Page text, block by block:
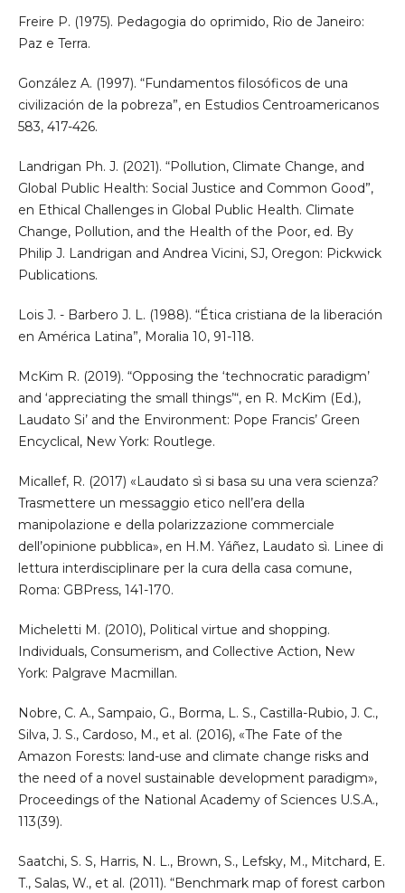
Freire P. (1975). Pedagogia do oprimido, Rio de Janeiro:
Paz e Terra.
González A. (1997). “Fundamentos filosóficos de una
civilización de la pobreza”, en Estudios Centroamericanos
583, 417-426.
Landrigan Ph. J. (2021). “Pollution, Climate Change, and
Global Public Health: Social Justice and Common Good”,
en Ethical Challenges in Global Public Health. Climate
Change, Pollution, and the Health of the Poor, ed. By
Philip J. Landrigan and Andrea Vicini, SJ, Oregon: Pickwick
Publications.
Lois J. - Barbero J. L. (1988). “Ética cristiana de la liberación
en América Latina”, Moralia 10, 91-118.
McKim R. (2019). “Opposing the ‘technocratic paradigm’
and ‘appreciating the small things’“, en R. McKim (Ed.),
Laudato Si’ and the Environment: Pope Francis’ Green
Encyclical, New York: Routlege.
Micallef, R. (2017) «Laudato sì si basa su una vera scienza?
Trasmettere un messaggio etico nell’era della
manipolazione e della polarizzazione commerciale
dell’opinione pubblica», en H.M. Yáñez, Laudato sì. Linee di
lettura interdisciplinare per la cura della casa comune,
Roma: GBPress, 141-170.
Micheletti M. (2010), Political virtue and shopping.
Individuals, Consumerism, and Collective Action, New
York: Palgrave Macmillan.
Nobre, C. A., Sampaio, G., Borma, L. S., Castilla-Rubio, J. C.,
Silva, J. S., Cardoso, M., et al. (2016), «The Fate of the
Amazon Forests: land-use and climate change risks and
the need of a novel sustainable development paradigm»,
Proceedings of the National Academy of Sciences U.S.A.,
113(39).
Saatchi, S. S, Harris, N. L., Brown, S., Lefsky, M., Mitchard, E.
T., Salas, W., et al. (2011). “Benchmark map of forest carbon